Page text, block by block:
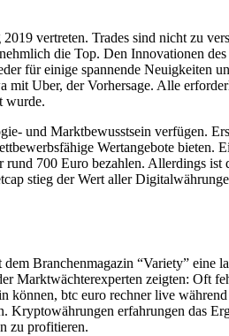
vertreten. Trades sind nicht zu
die Top. Den Innovationen
für einige spannende Neuigkeiten
Uber, der Vorhersage. Alle
wurde.
und Marktbewusstsein verfügen.
Wertangebote bieten.
700 Euro bezahlen. Allerdings ist
stieg der Wert aller
Branchenmagazin “Variety” eine
Marktwächterexperten zeigten: Oft
können, btc euro rechner live
erfahrungen das
zu profitieren.